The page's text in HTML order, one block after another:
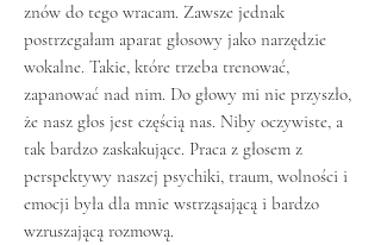
znów do tego wracam. Zawsze jednak
postrzegałam aparat głosowy jako narzędzie
wokalne. Takie, które trzeba trenować,
zapanować nad nim. Do głowy mi nie przyszło,
że nasz głos jest częścią nas. Niby oczywiste, a
tak bardzo zaskakujące. Praca z głosem z
perspektywy naszej psychiki, traum, wolności i
emocji była dla mnie wstrząsającą i bardzo
wzruszającą rozmową.